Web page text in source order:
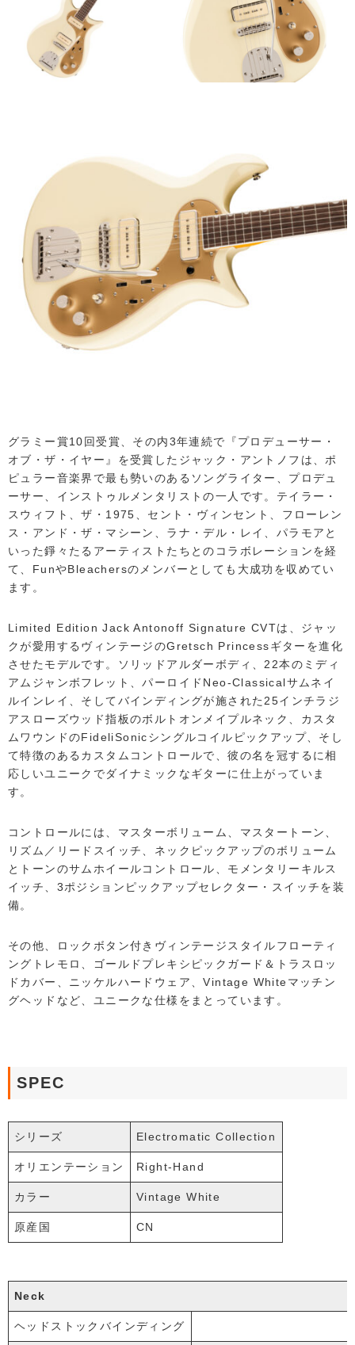
グラミー賞10回受賞、その内3年連続で『プロデューサー・
オブ・ザ・イヤー』を受賞したジャック・アントノフは、ポ
ピュラー音楽界で最も勢いのあるソングライター、プロデュ
ーサー、インストゥルメンタリストの一人です。テイラー・
スウィフト、ザ・1975、セント・ヴィンセント、フローレン
ス・アンド・ザ・マシーン、ラナ・デル・レイ、パラモアと
いった錚々たるアーティストたちとのコラボレーションを経
て、FunやBleachersのメンバーとしても大成功を収めてい
ます。
Limited Edition Jack Antonoff Signature CVTは、ジャッ
クが愛用するヴィンテージのGretsch Princessギターを進化
させたモデルです。ソリッドアルダーボディ、22本のミディ
アムジャンボフレット、パーロイドNeo-Classicalサムネイ
ルインレイ、そしてバインディングが施された25インチラジ
アスローズウッド指板のボルトオンメイプルネック、カスタ
ムワウンドのFideliSonicシングルコイルピックアップ、そし
て特徴のあるカスタムコントロールで、彼の名を冠するに相
応しいユニークでダイナミックなギターに仕上がっていま
す。
コントロールには、マスターボリューム、マスタートーン、
リズム／リードスイッチ、ネックピックアップのボリューム
とトーンのサムホイールコントロール、モメンタリーキルス
イッチ、3ポジションピックアップセレクター・スイッチを装
備。
その他、ロックボタン付きヴィンテージスタイルフローティ
ングトレモロ、ゴールドプレキシピックガード＆トラスロッ
ドカバー、ニッケルハードウェア、Vintage Whiteマッチン
グヘッドなど、ユニークな仕様をまとっています。
SPEC
シリーズ Electromatic Collection
オリエンテーション Right-Hand
カラー Vintage White
原産国 CN
Neck
ヘッドストックバインディング